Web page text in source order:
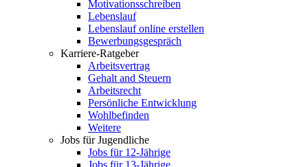
Motivationsschreiben
Lebenslauf
Lebenslauf online erstellen
Bewerbungsgespräch
Karriere-Ratgeber
Arbeitsvertrag
Gehalt and Steuern
Arbeitsrecht
Persönliche Entwicklung
Wohlbefinden
Weitere
Jobs für Jugendliche
Jobs für 12-Jährige
Jobs für 13-Jährige